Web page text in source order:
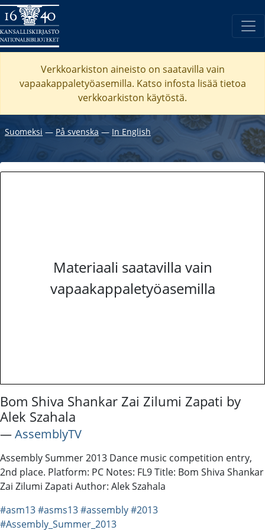
Verkkoarkiston aineisto on saatavilla vain
vapaakappaletyöasemilla. Katso infosta lisää tietoa
verkkoarkiston käytöstä.
Suomeksi ― På svenska ― In English
Materiaali saatavilla vain
vapaakappaletyöasemilla
Bom Shiva Shankar Zai Zilumi Zapati by
Alek Szahala
―AssemblyTV
Assembly Summer 2013 Dance music competition entry,
2nd place. Platform: PC Notes: FL9 Title: Bom Shiva Shankar
Zai Zilumi Zapati Author: Alek Szahala
#asm13#asms13#assembly#2013
#Assembly_Summer_2013